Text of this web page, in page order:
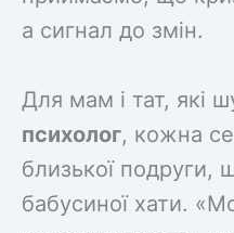
а сигнал до змін.
Для мам і тат, які
психолог, кожна
близької подруги,
бабусиної хати.